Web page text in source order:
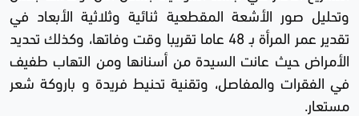
وتحليل صور الأشعة المقطعية ثنائية وثلاثية الأبعاد في
تقدير عمر المرأة بـ 48 عاما تقريبا وقت وفاتها، وكذلك تحديد
الأمراض حيث عانت السيدة من أسنانها ومن التهاب طفيف
في الفقرات والمفاصل، وتقنية تحنيط فريدة و باروكة شعر
مستعار.